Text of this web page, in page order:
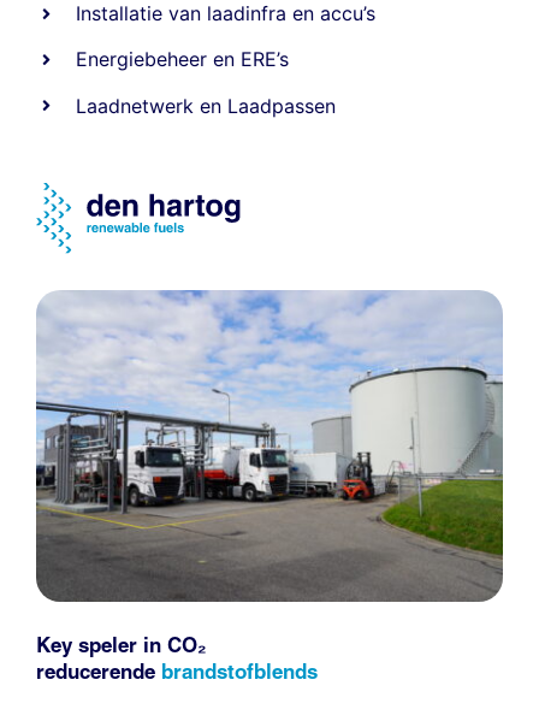
Installatie van laadinfra en accu’s
Energiebeheer en ERE’s
Laadnetwerk en Laadpassen
Key speler in CO₂
reducerende brandstofblends